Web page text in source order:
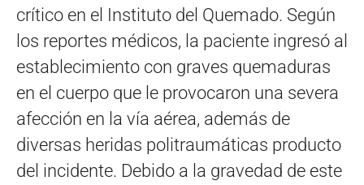
crítico en el Instituto del Quemado. Según
los reportes médicos, la paciente ingresó al
establecimiento con graves quemaduras
en el cuerpo que le provocaron una severa
afección en la vía aérea, además de
diversas heridas politraumáticas producto
del incidente. Debido a la gravedad de este